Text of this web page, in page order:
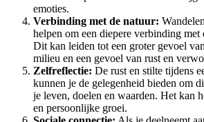
emoties.
Verbinding met de natuur:
helpen om een diepere verbinding met
Dit kan leiden tot een groter gevoel
milieu en een gevoel van rust en
Zelfreflectie: De rust en stilte tijdens
kunnen je de gelegenheid bieden om
je leven, doelen en waarden. Het kan
en persoonlijke groei.